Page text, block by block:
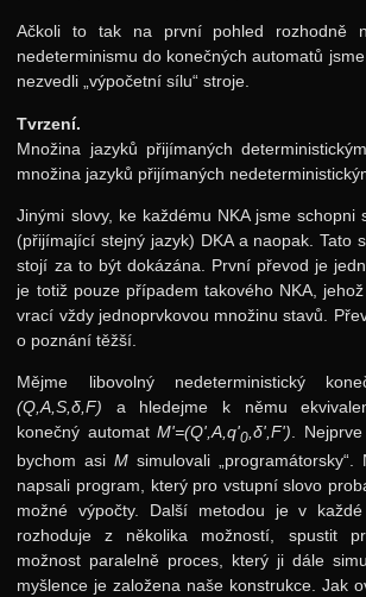
Ačkoli to tak na první pohled rozhodně
nedeterminismu do konečných automatů
nezvedli „výpočetní sílu“ stroje.
Tvrzení.
Množina jazyků přijímaných
množina jazyků přijímaných
Jinými slovy, ke každému NKA jsme schopni
(přijímající stejný jazyk) DKA a naopak. Tato
stojí za to být dokázána. První převod je
je totiž pouze případem takového NKA,
vrací vždy jednoprvkovou množinu stavů.
o poznání těžší.
Mějme libovolný nedeterministický
(Q,A,S,δ,F) a hledejme k němu
konečný automatM'=(Q',A,q'0,δ',F').
bychom asiM simulovali
napsali program, který pro vstupní slovo
možné výpočty. Další metodou je v
rozhoduje z několika možností, spustit
možnost paralelně proces, který ji dále
myšlence je založena naše konstrukce. Jak